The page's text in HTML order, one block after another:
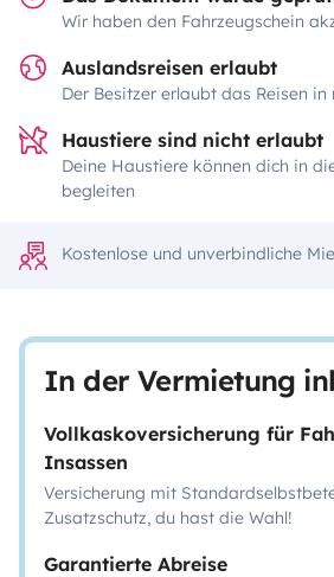
Wir haben den Fahrzeugschein
Auslandsreisen erlaubt
Der Besitzer erlaubt das Reisen
Haustiere sind nicht erlaubt
Deine Haustiere können dich in
begleiten
Kostenlose und unverbindliche
In der Vermietung
Vollkaskoversicherung für
Insassen
Versicherung mit
Zusatzschutz, du hast die Wahl!
Garantierte Abreise